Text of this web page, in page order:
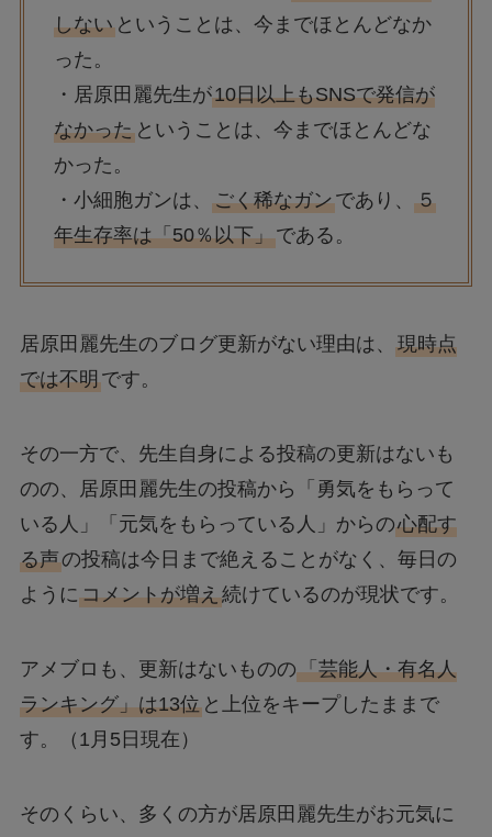
しないということは、今までほとんどなか
った。
・居原田麗先生が10日以上もSNSで発信が
なかったということは、今までほとんどな
かった。
・小細胞ガンは、 ごく稀なガンであり、 ５
年生存率は「50％以下」である。
居原田麗先生のブログ更新がない理由は、 現時点
では不明です。
その一方で、先生自身による投稿の更新はないも
のの、居原田麗先生の投稿から「勇気をもらって
いる人」「元気をもらっている人」からの心配す
る声の投稿は今日まで絶えることがなく、毎日の
ようにコメントが増え続けているのが現状です。
アメブロも、更新はないものの「芸能人・有名人
ランキング」は13位と上位をキープしたままで
す。（1月5日現在）
そのくらい、多くの方が居原田麗先生がお元気に